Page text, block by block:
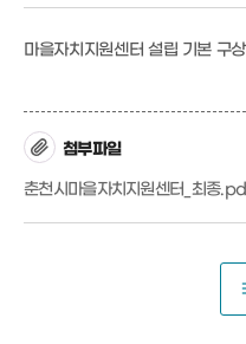
마을자치지원센터 설립 기본 구
첨부파일
춘천시마을자치지원센터_최종